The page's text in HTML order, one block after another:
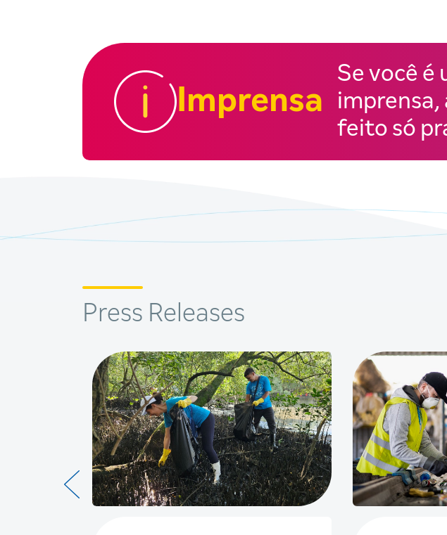
Imprensa
Se você é
imprensa,
feito só
Press Releases